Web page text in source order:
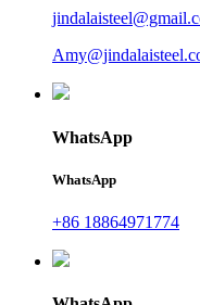
WhatsApp
WhatsApp
+86 18864971774